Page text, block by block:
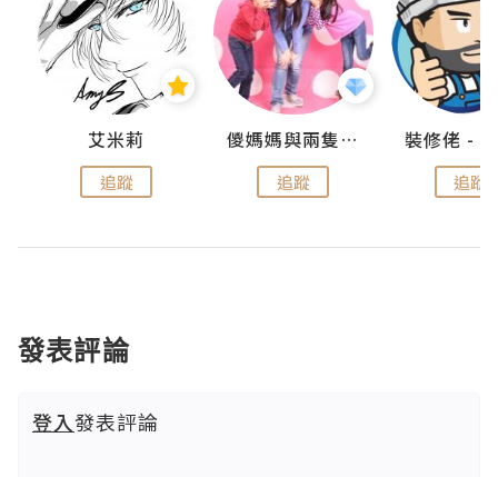
艾米莉
追蹤
儍媽媽與兩隻小魔怪之家
追蹤 追蹤
發表評論
登入發表評論